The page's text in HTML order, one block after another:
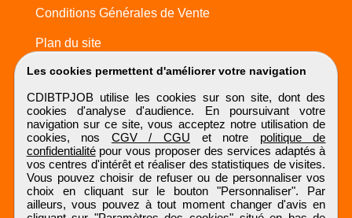
Les cookies permettent d'améliorer votre navigation
CDIBTPJOB utilise les cookies sur son site, dont des
cookies d'analyse d'audience. En poursuivant votre
navigation sur ce site, vous acceptez notre utilisation de
cookies, nos CGV / CGU et notre politique de
confidentialitépour vous proposer des services adaptés à
vos centres d'intérêt et réaliser des statistiques de visites.
Vous pouvez choisir de refuser ou de personnaliser vos
choix en cliquant sur le bouton "Personnaliser". Par
ailleurs, vous pouvez à tout moment changer d'avis en
Conditions Générales de Vente
Plan du site